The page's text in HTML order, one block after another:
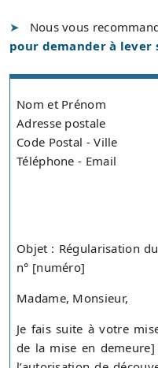
Nous vous
pour demander à
Nom et Prénom
Adresse postale
Code Postal - Ville
Téléphone - Email
Objet : Régularisation
n° [numéro]
Madame, Monsieur,
Je fais suite à votre
de la mise en